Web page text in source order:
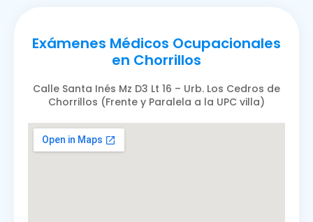
Exámenes Médicos Ocupacionales
en Chorrillos
Calle Santa Inés Mz D3 Lt 16 – Urb. Los Cedros de
Chorrillos (Frente y Paralela a la UPC villa)